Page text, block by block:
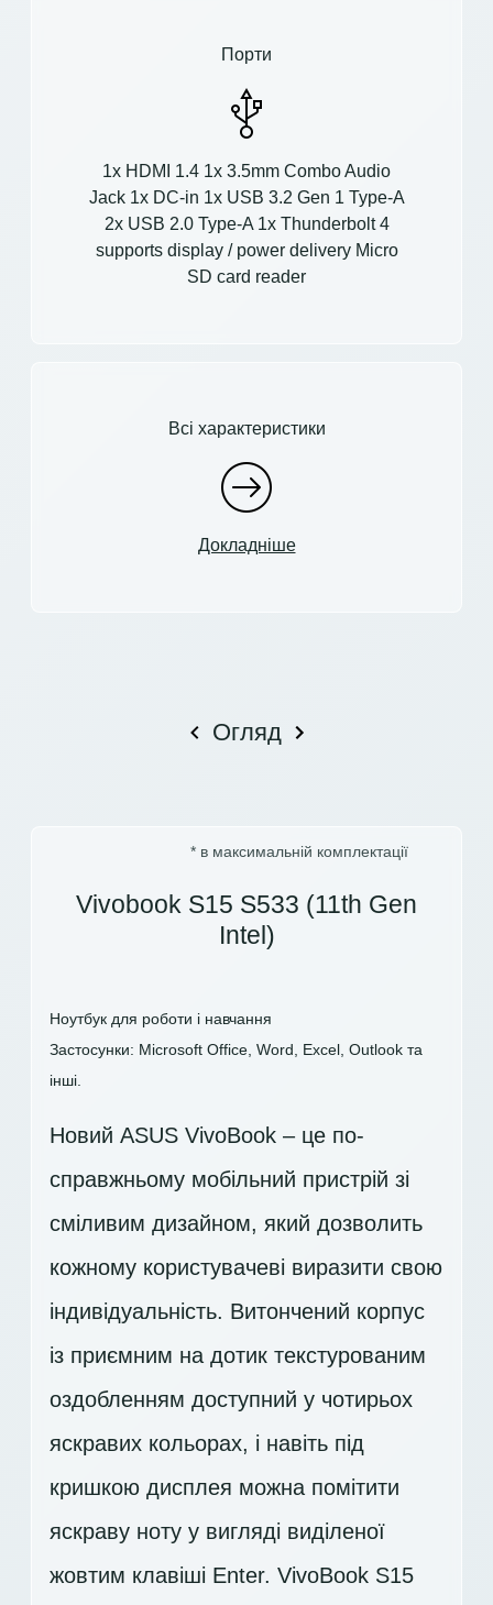
Порти
1x HDMI 1.4 1x 3.5mm Combo Audio
Jack 1x DC-in 1x USB 3.2 Gen 1 Type-A
2x USB 2.0 Type-A 1x Thunderbolt 4
supports display / power delivery Micro
SD card reader
Всі характеристики
Докладніше
Огляд
* в максимальній комплектації
Vivobook S15 S533 (11th Gen
Intel)
Ноутбук для роботи і навчання
Застосунки: Microsoft Office, Word, Excel, Outlook та
інші.
Новий ASUS VivoBook – це по-
справжньому мобільний пристрій зі
сміливим дизайном, який дозволить
кожному користувачеві виразити свою
індивідуальність. Витончений корпус
із приємним на дотик текстурованим
оздобленням доступний у чотирьох
яскравих кольорах, і навіть під
кришкою дисплея можна помітити
яскраву ноту у вигляді виділеної
жовтим клавіші Enter. VivoBook S15